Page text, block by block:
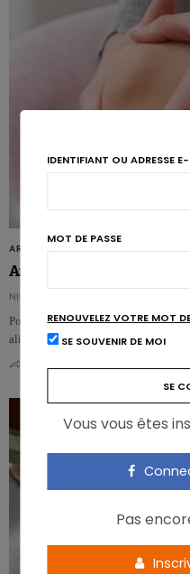
ARTICLES
Arthrose: l’excès d’acides
NICOLAS GUGGENBÜHL
Pour la première fois, des travaux
alimentation riche en acides gras
IDENTIFIANT OU ADRESSE
MOT DE PASSE
RENOUVELEZ VOTRE MOT
SE SOUVENIR DE MOI
Vous vous êtes
Pas